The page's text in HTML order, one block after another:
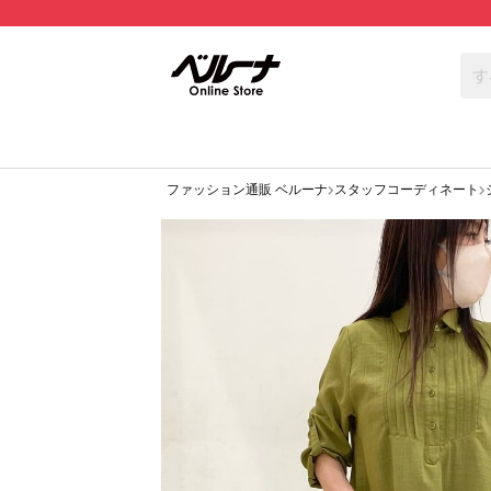
ファッション通販 ベルーナ スタッフコーディネート